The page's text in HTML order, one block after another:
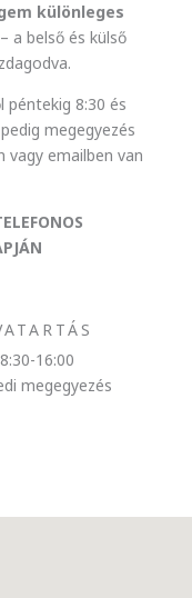
különleges
– a belső és külső
8:30 és
megegyezés
emailben van
16:00
megegyezés